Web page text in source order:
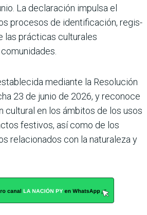
La declaración impulsa el
pro­cesos de identificación, regis­
las prác­ticas culturales
mediante la Resolución
23 de junio de 2026, y reconoce
cultural en los ámbitos de los usos
fes­tivos, así como de los
relacionados con la naturaleza y